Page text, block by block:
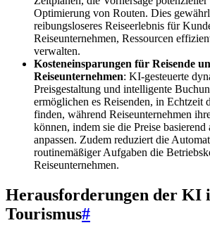
Optimierung von Routen. Dies
reibungsloseres Reiseerlebnis für
Reiseunternehmen, Ressourcen
verwalten.
Kosteneinsparungen für Reisende
Reiseunternehmen: KI-gesteuerte
Preisgestaltung und intelligente
ermöglichen es Reisenden, in Echtzeit
finden, während Reiseunternehmen
können, indem sie die Preise
anpassen. Zudem reduziert die
routinemäßiger Aufgaben die
Reiseunternehmen.
Herausforderungen der KI
Tourismus#